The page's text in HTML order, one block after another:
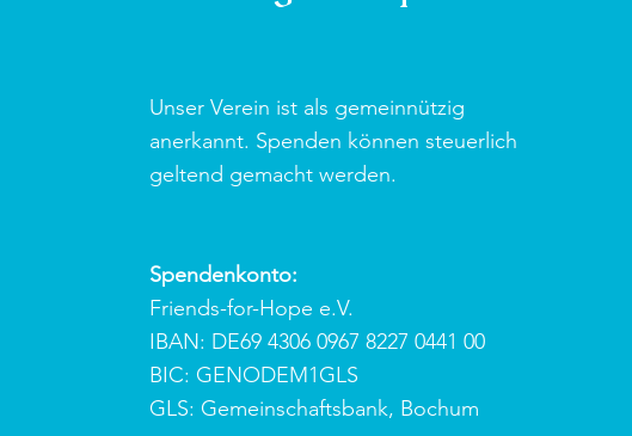
Unser Verein ist als gemeinnützig
anerkannt. Spenden können steuerlich
geltend gemacht werden.
Spendenkonto:
Friends-for-Hope e.V.
IBAN: DE69 4306 0967 8227 0441 00
BIC: GENODEM1GLS
GLS: Gemeinschaftsbank, Bochum